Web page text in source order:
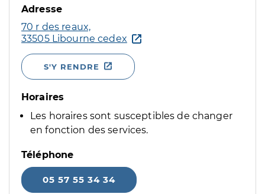
Adresse
70 r des reaux,
33505 Libourne cedex
S'Y RENDRE
Horaires
Les horaires sont susceptibles de changer
en fonction des services.
Téléphone
05 57 55 34 34